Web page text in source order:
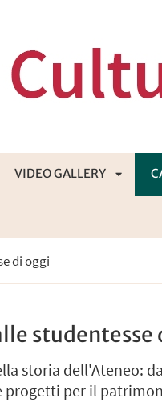
VIDEO GALLERY
di oggi
studentesse
storia dell'Ateneo:
progetti per il